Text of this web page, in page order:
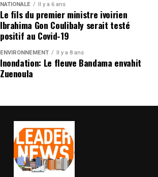
NATIONALE Il y a 6 ans
Le fils du premier ministre ivoirien
Ibrahima Gon Coulibaly serait testé
positif au Covid-19
ENVIRONNEMENT Il y a 8 ans
Inondation: Le fleuve Bandama envahit
Zuenoula